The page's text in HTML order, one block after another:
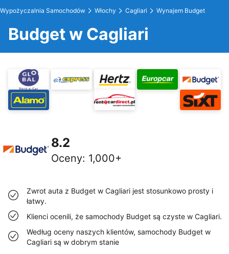
Wypożyczalnia Samochodów Włochy Cagliari Wynajem Budget
Budget w Cagliari
8.2
Oceny: 1,000+
Zwrot auta z Budget w Cagliari jest stosunkowo prosty i
łatwy.
Klienci ocenili, że samochody Budget są czyste w Cagliari.
Według oceny naszych klientów, samochody Budget w
Cagliari są w dobrym stanie